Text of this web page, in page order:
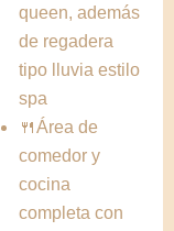
queen, además
de regadera
tipo lluvia estilo
spa
🍴Área de
comedor y
cocina
completa con